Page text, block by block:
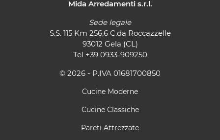
Mida Arredamenti s.r.l.
Sede legale
S.S. 115 Km 256,6 C.da Roccazzelle
93012 Gela (CL)
Tel +39 0933-909250
© 2026 - P.IVA 01681700850
Cucine Moderne
Cucine Classiche
Pareti Attrezzate